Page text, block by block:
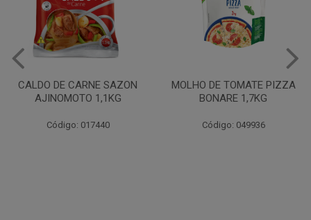
MOLHO DE TOMATE PIZZA
BONARE 1,7KG
Código: 049936
MARGARINA USO
PROFISSIONAL 80% CUKIN
Código: 062469